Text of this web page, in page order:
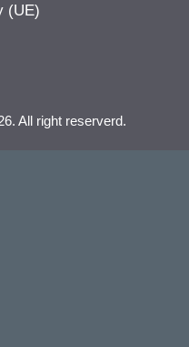
(UE)
All right reserverd.